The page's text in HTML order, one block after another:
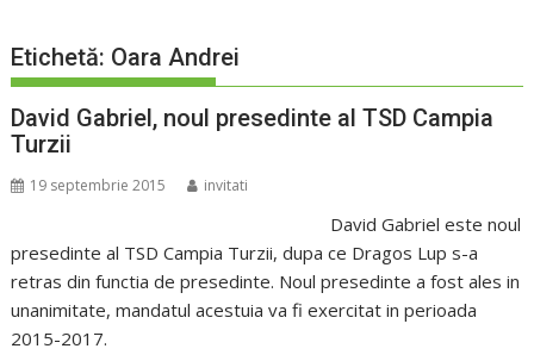
Etichetă: Oara Andrei
David Gabriel, noul presedinte al TSD Campia
Turzii
19 septembrie 2015 invitati
David Gabriel este noul
presedinte al TSD Campia Turzii, dupa ce Dragos Lup s-a
retras din functia de presedinte. Noul presedinte a fost ales in
unanimitate, mandatul acestuia va fi exercitat in perioada
2015-2017.